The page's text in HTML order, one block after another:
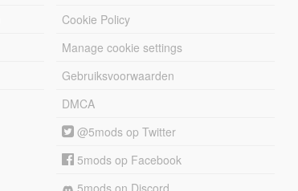
Cookie Policy
Manage cookie settings
Gebruiksvoorwaarden
DMCA
@5mods op Twitter
5mods op Facebook
5mods on Discord